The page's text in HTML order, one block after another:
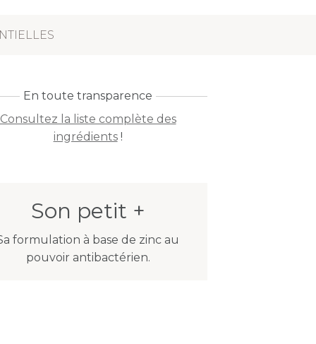
En toute transparence
Consultez la liste complète des
ingrédients!
Son petit +
formulation à base de zinc au
pouvoir antibactérien.